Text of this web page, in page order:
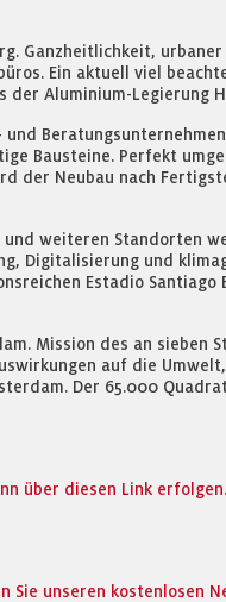
Ganzheitlichkeit,
Ein aktuell viel
Aluminium-Legierung
Bausteine. Perfekt
der Neubau nach
weiteren Standorten
Digitalisierung und
Estadio Santiago
Mission des an
auf die
Der 65.000
über diesen Link erfolgen.
Sie unseren kostenlosen